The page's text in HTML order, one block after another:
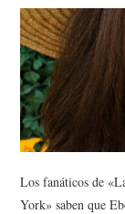
Los fanáticos de
York» saben que